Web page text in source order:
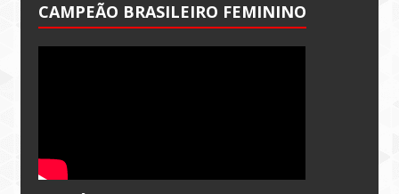
CAMPEÃO BRASILEIRO FEMININO